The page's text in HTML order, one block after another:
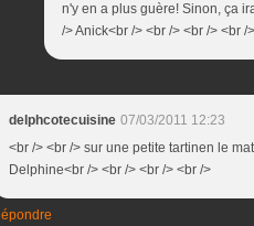
n'y en a plus guère! Sinon, ça
/> Anick<br /> <br /> <br /> <br />
delphcotecuisine 07/03/2011 12:23
<br /> <br /> sur une petite tartinen le
Delphine<br /> <br /> <br /> <br />